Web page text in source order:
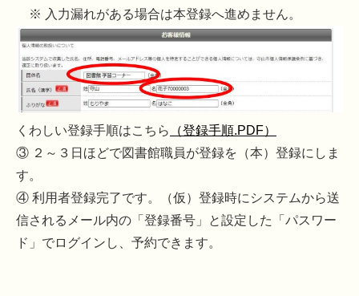
※ 入力漏れがある場合は本登録へ進めません。
くわしい登録手順はこちら
（登録手順.PDF）
③ ２～３日ほどで図書館職員が登録を（本）登録にしま
す。
④ 利用者登録完了です。（仮）登録時にシステムから送
信されるメール内の「登録番号」と設定した「パスワー
ド」でログインし、予約できます。